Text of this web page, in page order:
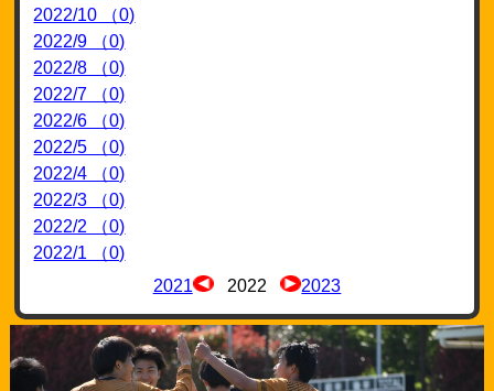
2022/10 （0)
2022/9 （0)
2022/8 （0)
2022/7 （0)
2022/6 （0)
2022/5 （0)
2022/4 （0)
2022/3 （0)
2022/2 （0)
2022/1 （0)
2021
2022 2023